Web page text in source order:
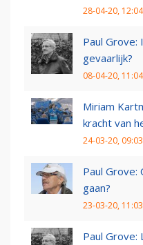
28-04-20, 12:04
Paul
gevaarlijk?
08-04-20, 11:04
Miriam
kracht van
24-03-20, 09:03
Paul
gaan?
23-03-20, 11:03
Paul Grove: